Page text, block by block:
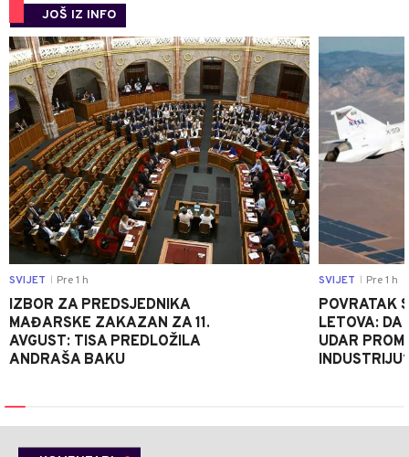
JOŠ IZ INFO
0
SVIJET Pre 1 h
IZBOR ZA PREDSJEDNIKA
MAĐARSKE ZAKAZAN ZA 11.
AVGUST: TISA PREDLOŽILA
ANDRAŠA BAKU
SVIJET Pre 1 h
POVRATAK
LETOVA: DA
UDAR